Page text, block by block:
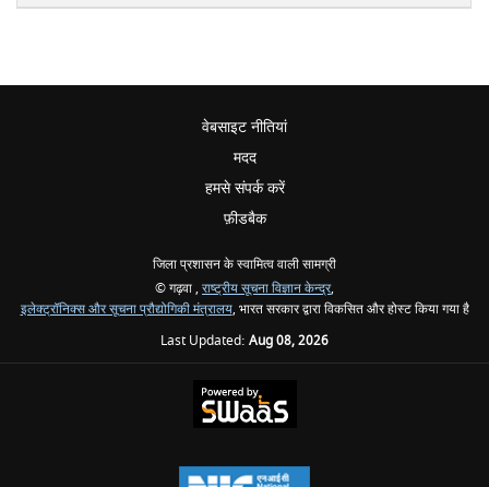
वेबसाइट नीतियां
मदद
हमसे संपर्क करें
फ़ीडबैक
जिला प्रशासन के स्वामित्व वाली सामग्री
© गढ़वा , राष्ट्रीय सूचना विज्ञान केन्द्र,
इलेक्ट्रॉनिक्स और सूचना प्रौद्योगिकी मंत्रालय, भारत सरकार द्वारा विकसित और होस्ट किया गया है
Last Updated: Aug 08, 2026